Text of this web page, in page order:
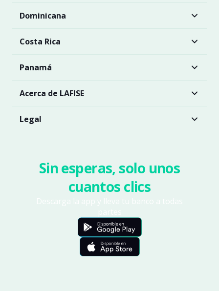
Dominicana
Costa Rica
Panamá
Acerca de LAFISE
Legal
Sin esperas, solo unos
cuantos clics